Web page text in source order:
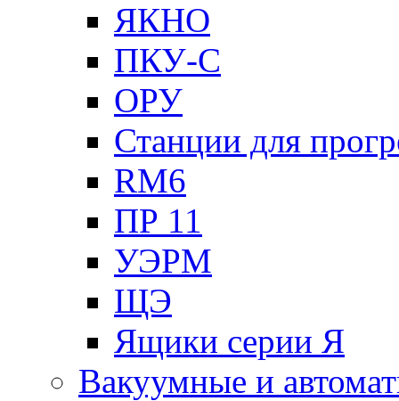
ЯКНО
ПКУ-С
ОРУ
Станции для
RM6
ПР 11
УЭРМ
ЩЭ
Ящики серии Я
Вакуумные и